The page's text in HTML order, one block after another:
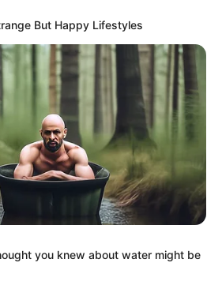
Women From Lebanon -
But Happy Lifestyles
you knew about water might be